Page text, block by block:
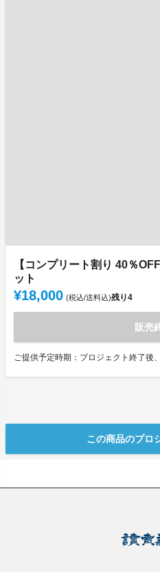
【コンプリート割り 40％
ット
¥18,000 (税込/送料込)残り4
販売
ご提供予定時期：プロジェクト終了後
この商品のプロ